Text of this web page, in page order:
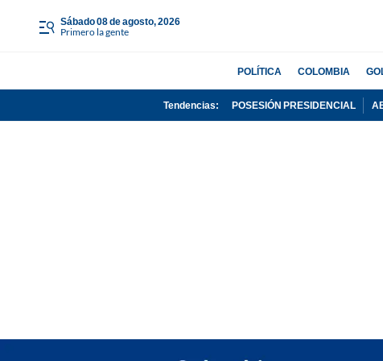
sábado 08 de agosto, 2026
Primero la gente
POLÍTICA COLOMBIA
Tendencias: POSESIÓN PRESIDENCIAL